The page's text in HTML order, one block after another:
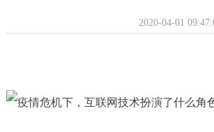
2020-04-01